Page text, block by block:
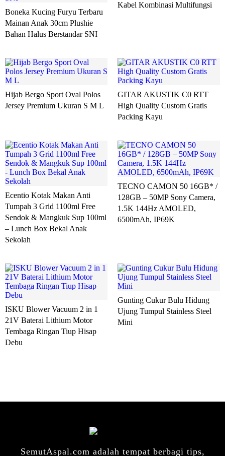
Boneka Kucing Furyu Terbaru
Mainan Anak 30cm Plushie
Bahan Halus Berstandar SNI
Kabel Kombinasi Multifungsi
Hijab Bergo Sport Oval Polos
Jersey Premium Ukuran S M L
GITAR AKUSTIK C0 RTT
High Quality Custom Gratis
Packing Kayu
Ecentio Kotak Makan Anti
Tumpah 3 Grid 1100ml Free
Sendok & Mangkuk Sup 100ml
– Lunch Box Bekal Anak
Sekolah
TECNO CAMON 50 16GB* /
128GB – 50MP Sony Camera,
1.5K 144Hz AMOLED,
6500mAh, IP69K
ISKU Blower Vacuum 2 in 1
21V Baterai Lithium Motor
Tembaga Ringan Tiup Hisap
Debu
Gunting Cukur Bulu Hidung
Ujung Tumpul Stainless Steel
Mini
SemutAspal.com adalah tempat berbagi tips,